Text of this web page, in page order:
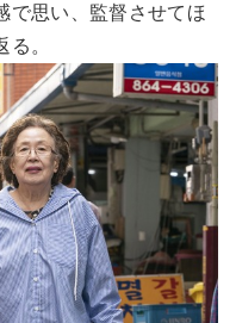
で思い、監督させてほ
。